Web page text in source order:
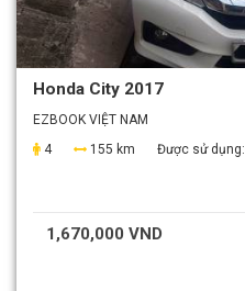
Honda City 2017
EZBOOK VIỆT NAM
4
155 km Được sử dụng:
1,670,000 VND